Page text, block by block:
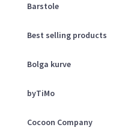
Barstole
Best selling products
Bolga kurve
byTiMo
Cocoon Company